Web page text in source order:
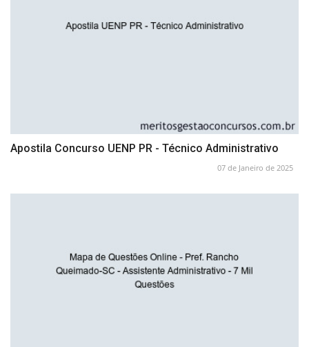
Apostila Concurso UENP PR - Técnico Administrativo
07 de Janeiro de 2025